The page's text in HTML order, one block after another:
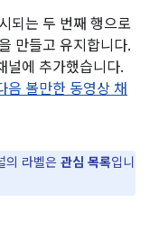
되는 두 번째 행으로
만들고 유지합니다.
널에 추가했습니다.
음 볼만한 동영상 채
의 라벨은 관심 목록입니